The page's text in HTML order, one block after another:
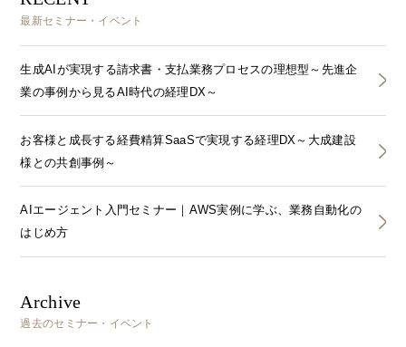
最新セミナー・イベント
生成AIが実現する請求書・支払業務プロセスの理想型～先進企
業の事例から見るAI時代の経理DX～
お客様と成長する経費精算SaaSで実現する経理DX～大成建設
様との共創事例～
AIエージェント入門セミナー｜AWS実例に学ぶ、業務自動化の
はじめ方
Archive
過去のセミナー・イベント